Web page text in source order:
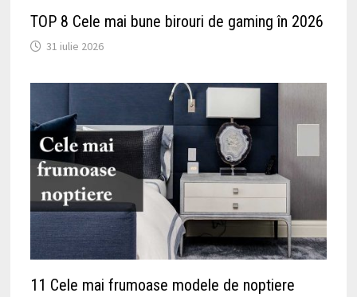
TOP 8 Cele mai bune birouri de gaming în 2026
31 iulie 2026
11 Cele mai frumoase modele de noptiere